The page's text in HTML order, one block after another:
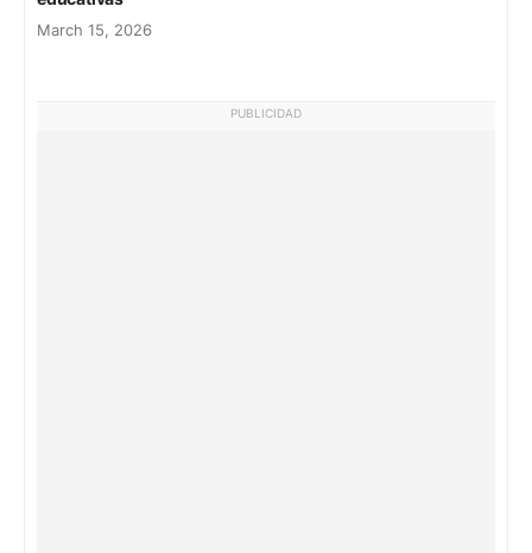
March 15, 2026
PUBLICIDAD